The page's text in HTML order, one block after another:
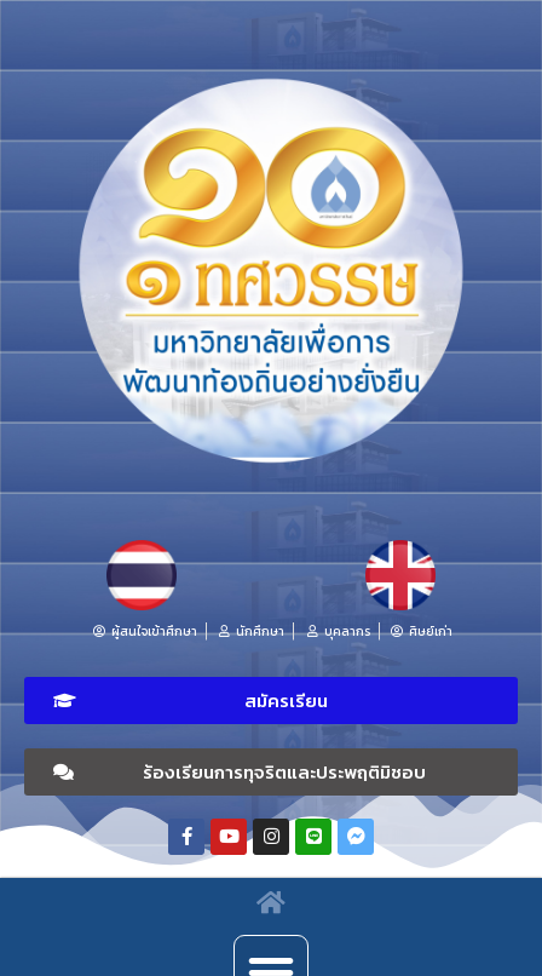
ผู้สนใจเข้าศึกษา นักศึกษา บุคลากร ศิษย์เก่า
สมัครเรียน
ร้องเรียนการทุจริตและประพฤติมิชอบ